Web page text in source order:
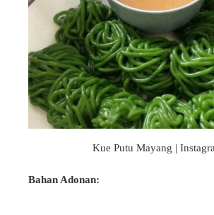
Kue Putu Mayang |
Bahan Adonan: